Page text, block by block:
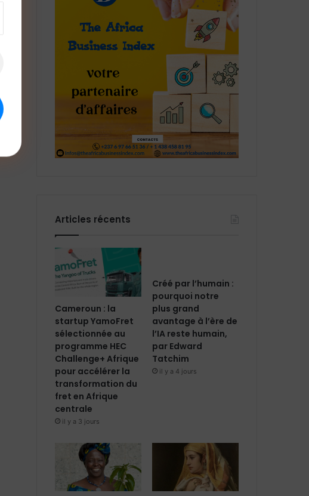
Articles récents
Cameroun : la
startup YamoFret
sélectionnée au
programme HEC
Challenge+ Afrique
pour accélérer la
transformation du
fret en Afrique
centrale
il y a 3 jours
Créé par l’humain :
pourquoi notre
plus grand
avantage à l’ère de
l’IA reste humain,
par Edward
Tatchim
il y a 4 jours